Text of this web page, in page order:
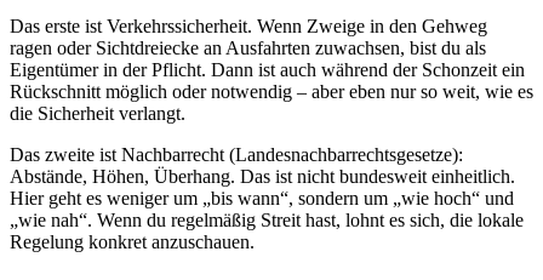
Das erste ist Verkehrssicherheit. Wenn Zweige in den Gehweg
ragen oder Sichtdreiecke an Ausfahrten zuwachsen, bist du als
Eigentümer in der Pflicht. Dann ist auch während der Schonzeit ein
Rückschnitt möglich oder notwendig – aber eben nur so weit, wie es
die Sicherheit verlangt.
Das zweite ist Nachbarrecht (Landesnachbarrechtsgesetze):
Abstände, Höhen, Überhang. Das ist nicht bundesweit einheitlich.
Hier geht es weniger um „bis wann“, sondern um „wie hoch“ und
„wie nah“. Wenn du regelmäßig Streit hast, lohnt es sich, die lokale
Regelung konkret anzuschauen.